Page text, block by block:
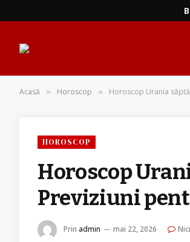
Acasă » Horoscop » Horoscop Urania
HOROSCOP
Horoscop
Previziuni
Prin admin mai 22, 2026